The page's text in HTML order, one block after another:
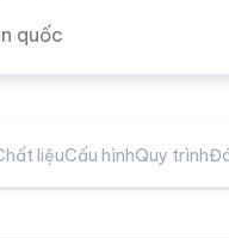
quốc
liệuCấu hìnhQuy trình